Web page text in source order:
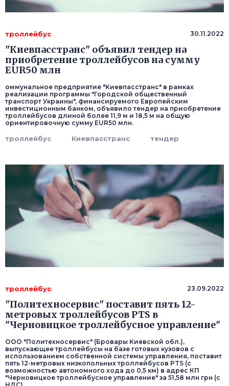
троллейбус 30.11.2022
"Киевпасстранс" объявил тендер на
приобретение троллейбусов на сумму
EUR50 млн
оммунальное предприятие "Киевпасстранс" в рамках
реализации программы "Городской общественный
транспорт Украины", финансируемого Европейским
инвестиционным банком, объявило тендер на приобретение
троллейбусов длиной более 11,9 м и 18,5 м на общую
ориентировочную сумму EUR50 млн.
троллейбус Киевпасстранс тендер
троллейбус 23.09.2022
"Политехносервис" поставит пять 12-
метровых троллейбусов PTS в
"Черновицкое троллейбусное управление"
ООО "Политехносервис" (Бровары Киевской обл.),
выпускающее троллейбусы на базе готовых кузовов с
использованием собственной системы управления, поставит
пять 12-метровых низкопольных троллейбусов PTS (с
возможностью автономного хода до 0,5 км) в адрес КП
"Черновицкое троллейбусное управление" за 51,58 млн грн (с